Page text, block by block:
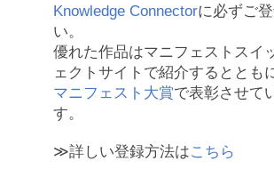
Knowledge Connectorに必ずご
い。
優れた作品はマニフェストスイ
ェクトサイトで紹介するととも
マニフェスト大賞で表彰させて
す。
≫詳しい登録方法はこちら